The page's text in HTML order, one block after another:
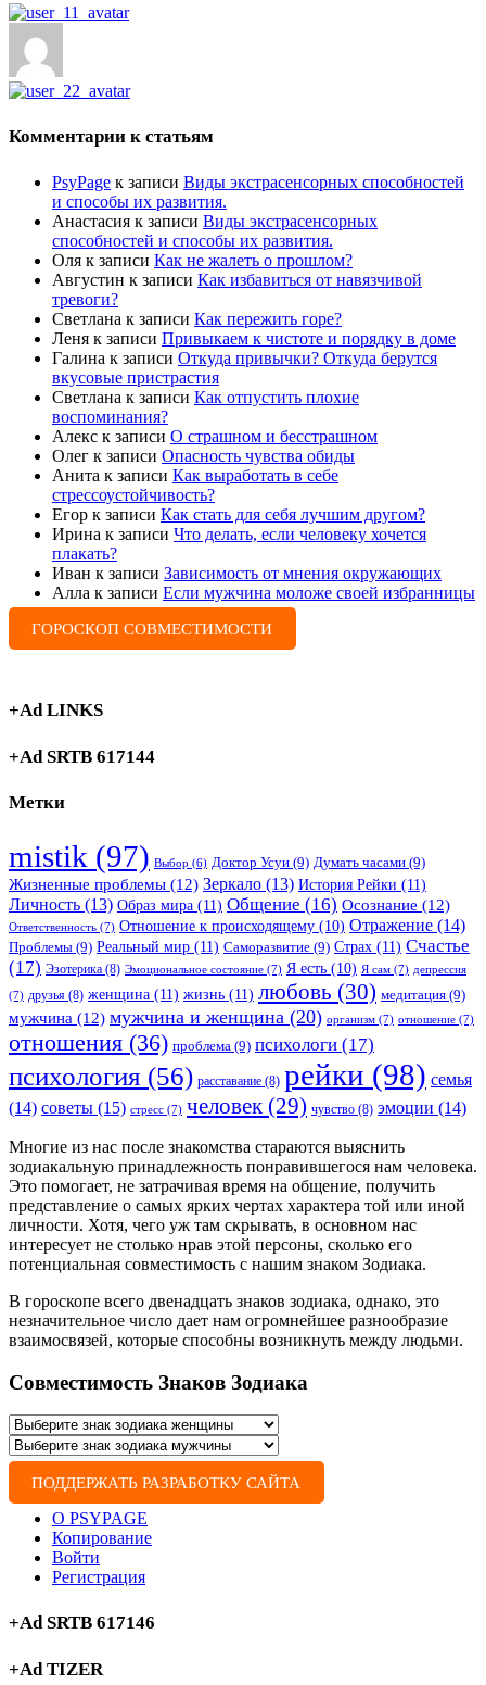
Комментарии к статьям
PsyPage к записи Виды экстрасенсорных способностей
и способы их развития.
Анастасия к записи Виды экстрасенсорных
способностей и способы их развития.
Оля к записи Как не жалеть о прошлом?
Августин к записи Как избавиться от навязчивой
тревоги?
Светлана к записи Как пережить горе?
Леня к записи Привыкаем к чистоте и порядку в доме
Галина к записи Откуда привычки? Откуда берутся
вкусовые пристрастия
Светлана к записи Как отпустить плохие
воспоминания?
Алекс к записи О страшном и бесстрашном
Олег к записи Опасность чувства обиды
Анита к записи Как выработать в себе
стрессоустойчивость?
Егор к записи Как стать для себя лучшим другом?
Ирина к записи Что делать, если человеку хочется
плакать?
Иван к записи Зависимость от мнения окружающих
Алла к записи Если мужчина моложе своей избранницы
ГОРОСКОП СОВМЕСТИМОСТИ
+Ad LINKS
+Ad SRTB 617144
Метки
mistik (97) Выбор (6) Доктор Усуи (9) Думать часами (9)
Жизненные проблемы (12) Зеркало (13) История Рейки (11)
Личность (13) Образ мира (11) Общение (16) Осознание (12)
Ответственность (7) Отношение к происходящему (10) Отражение (14)
Проблемы (9) Реальный мир (11) Саморазвитие (9) Страх (11) Счастье
(17) Эзотерика (8) Эмоциональное состояние (7) Я есть (10) Я сам (7) депрессия
(7) друзья (8) женщина (11) жизнь (11) любовь (30) медитация (9)
мужчина (12) мужчина и женщина (20) организм (7) отношение (7)
отношения (36) проблема (9) психологи (17)
психология (56) расставание (8) рейки (98) семья
(14) советы (15) стресс (7) человек(29) чувство (8) эмоции (14)
Многие из нас после знакомства стараются выяснить
зодиакальную принадлежность понравившегося нам человека.
Это помогает, не затрачивая время на общение, получить
представление о самых ярких чертах характера той или иной
личности. Хотя, чего уж там скрывать, в основном нас
интересует не столько нрав этой персоны, сколько его
потенциальная совместимость с нашим знаком Зодиака.
В гороскопе всего двенадцать знаков зодиака, однако, это
незначительное число дает нам огромнейшее разнообразие
взаимосвязей, которые способны возникнуть между людьми.
Совместимость Знаков Зодиака
ПОДДЕРЖАТЬ РАЗРАБОТКУ САЙТА
О PSYPAGE
Копирование
Войти
Регистрация
+Ad SRTB 617146
+Ad TIZER